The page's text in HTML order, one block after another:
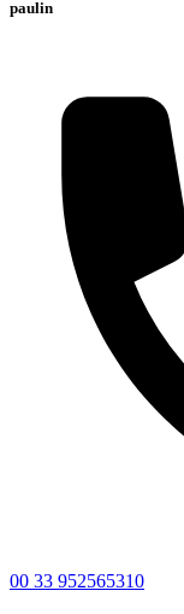
paulin
00 33 952565310